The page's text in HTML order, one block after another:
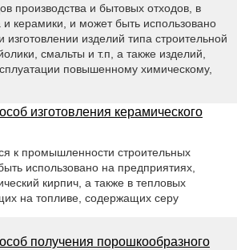
производства и бытовых отходов, в
и керамики, и может быть использовано
изделий типа строительной
смальты и т.п, а также изделий,
повышенному химическому,
изготовления керамического
к промышленности строительных
использовано на предприятиях,
кирпич, а также в тепловых
на топливе, содержащих серу
получения порошкообразного